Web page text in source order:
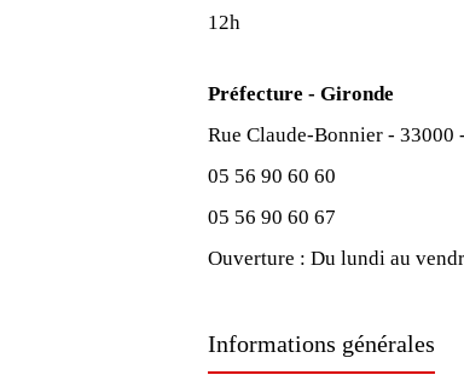
12h
Préfecture - Gironde
Rue Claude-Bonnier - 33000
05 56 90 60 60
05 56 90 60 67
Ouverture : Du lundi au
Informations générales